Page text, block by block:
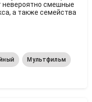
невероятно смешные
а также семейства
Мультфильм